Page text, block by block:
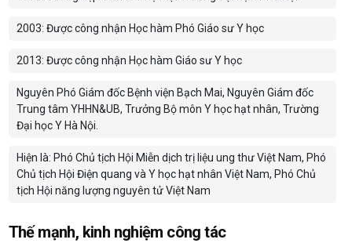
2003: Được công nhận Học hàm Phó Giáo sư Y học
2013: Được công nhận Học hàm Giáo sư Y học
Nguyên Phó Giám đốc Bệnh viện Bạch Mai, Nguyên Giám đốc
Trung tâm YHHN&UB, Trưởng Bộ môn Y học hạt nhân, Trường
Đại học Y Hà Nội.
Hiện là: Phó Chủ tịch Hội Miễn dịch trị liệu ung thư Việt Nam, Phó
Chủ tịch Hội Điện quang và Y học hạt nhân Việt Nam, Phó Chủ
tịch Hội năng lượng nguyên tử Việt Nam
Thế mạnh, kinh nghiệm công tác